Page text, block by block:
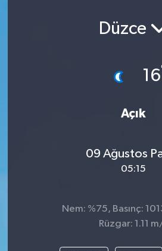
Düzce
16
Açık
09 Ağustos
05:15
Nem: %75, Basınç:
Rüzgar: 1.11